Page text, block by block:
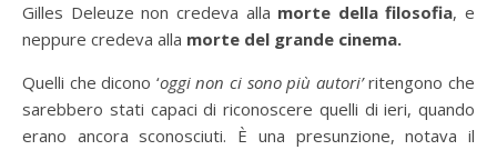
Gilles Deleuze non credeva alla morte della filosofia, e
neppure credeva alla morte del grande cinema.
Quelli che dicono ‘oggi non ci sono più autori’ritengono che
sarebbero stati capaci di riconoscere quelli di ieri, quando
erano ancora sconosciuti. È una presunzione, notava il